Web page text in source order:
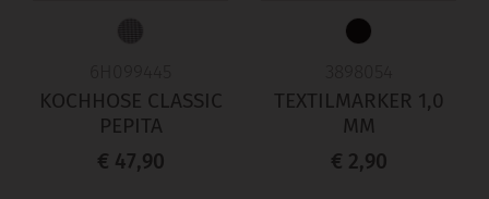
KOCHHOSE CLASSIC
PEPITA
€ 47,90
TEXTILMARKER 1,0
MM
€ 2,90